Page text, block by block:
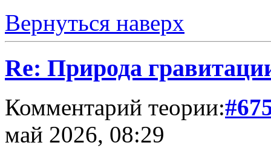
Вернуться наверх
Re: Природа
Комментарий теории:
май 2026, 08:29